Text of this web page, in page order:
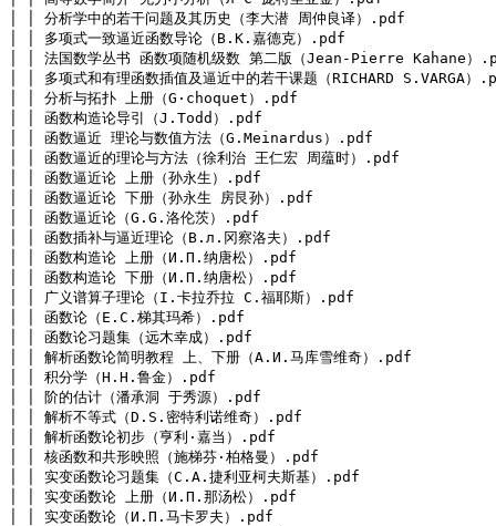
│ │ 分析学中的若干问题及其历史（李大潜 周仲良译）.pdf
│ │ 多项式一致逼近函数导论（B.K.嘉德克）.pdf
│ │ 法国数学丛书 函数项随机级数 第二版（Jean-Pierre Kahane）
│ │ 多项式和有理函数插值及逼近中的若干课题（RICHARD S.VARGA）
│ │ 分析与拓扑 上册（G·choquet）.pdf
│ │ 函数构造论导引（J.Todd）.pdf
│ │ 函数逼近 理论与数值方法（G.Meinardus）.pdf
│ │ 函数逼近的理论与方法（徐利治 王仁宏 周蕴时）.pdf
│ │ 函数逼近论 上册（孙永生）.pdf
│ │ 函数逼近论 下册（孙永生 房艮孙）.pdf
│ │ 函数逼近论（G.G.洛伦茨）.pdf
│ │ 函数插补与逼近理论（B.л.冈察洛夫）.pdf
│ │ 函数构造论 上册（И.П.纳唐松）.pdf
│ │ 函数构造论 下册（И.П.纳唐松）.pdf
│ │ 广义谱算子理论（I.卡拉乔拉 C.福耶斯）.pdf
│ │ 函数论（E.C.梯其玛希）.pdf
│ │ 函数论习题集（远木幸成）.pdf
│ │ 解析函数论简明教程 上、下册（А.И.马库雪维奇）.pdf
│ │ 积分学（Н.Н.鲁金）.pdf
│ │ 阶的估计（潘承洞 于秀源）.pdf
│ │ 解析不等式（D.S.密特利诺维奇）.pdf
│ │ 解析函数论初步（亨利·嘉当）.pdf
│ │ 核函数和共形映照（施梯芬·柏格曼）.pdf
│ │ 实变函数论习题集（С.А.捷利亚柯夫斯基）.pdf
│ │ 实变函数论 上册（И.П.那汤松）.pdf
│ │ 实变函数论（И.П.马卡罗夫）.pdf